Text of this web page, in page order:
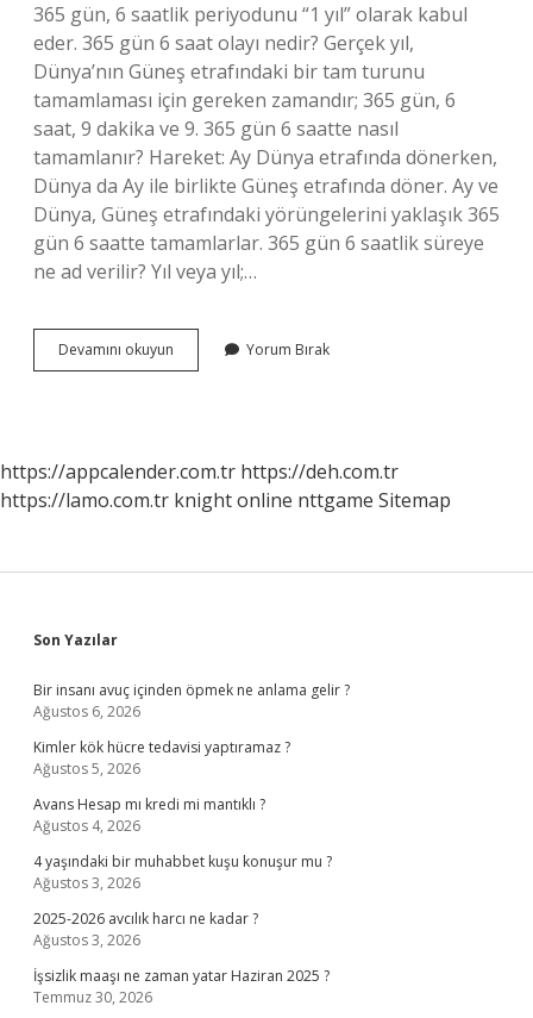
365 gün, 6 saatlik periyodunu “1 yıl” olarak kabul
eder. 365 gün 6 saat olayı nedir? Gerçek yıl,
Dünya’nın Güneş etrafındaki bir tam turunu
tamamlaması için gereken zamandır; 365 gün, 6
saat, 9 dakika ve 9. 365 gün 6 saatte nasıl
tamamlanır? Hareket: Ay Dünya etrafında dönerken,
Dünya da Ay ile birlikte Güneş etrafında döner. Ay ve
Dünya, Güneş etrafındaki yörüngelerini yaklaşık 365
gün 6 saatte tamamlarlar. 365 gün 6 saatlik süreye
ne ad verilir? Yıl veya yıl;…
Devamını okuyun
Yıl
Bu
6
Yorum Bırak
https://appcalender.com.tr https://deh.com.tr
https://lamo.com.tr knight online nttgame Sitemap
Sidebar
Son Yazılar
Bir insanı avuç içinden öpmek ne anlama gelir ?
Ağustos 6, 2026
Kimler kök hücre tedavisi yaptıramaz ?
Ağustos 5, 2026
Avans Hesap mı kredi mi mantıklı ?
Ağustos 4, 2026
4 yaşındaki bir muhabbet kuşu konuşur mu ?
Ağustos 3, 2026
2025-2026 avcılık harcı ne kadar ?
Ağustos 3, 2026
İşsizlik maaşı ne zaman yatar Haziran 2025 ?
Temmuz 30, 2026